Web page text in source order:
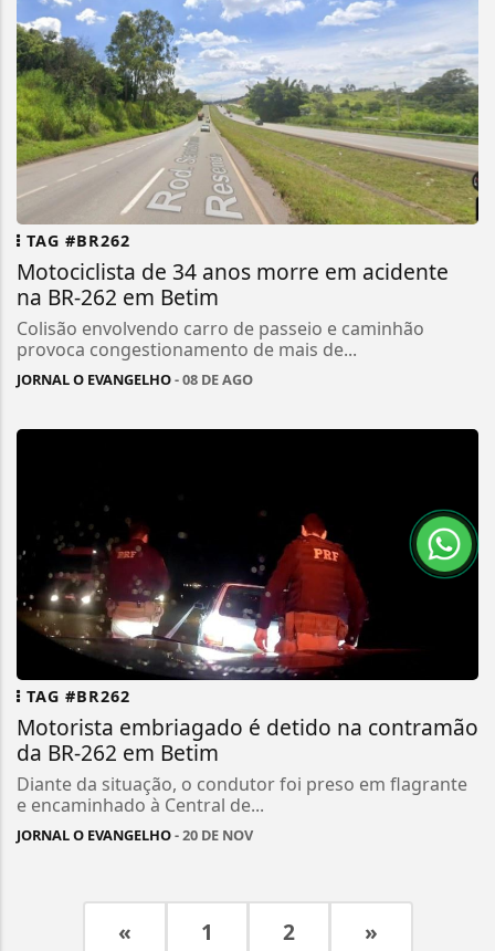
TAG #BR262
Motociclista de 34 anos morre em acidente
na BR-262 em Betim
Colisão envolvendo carro de passeio e caminhão
provoca congestionamento de mais de...
JORNAL O EVANGELHO- 08 DE AGO
TAG #BR262
Motorista embriagado é detido na contramão
da BR-262 em Betim
Diante da situação, o condutor foi preso em flagrante
e encaminhado à Central de...
JORNAL O EVANGELHO- 20 DE NOV
« 1 2 »